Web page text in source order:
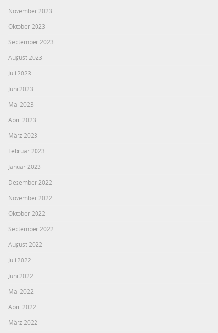
November 2023
Oktober 2023
September 2023
August 2023
Juli 2023
Juni 2023
Mai 2023
April 2023
März 2023
Februar 2023
Januar 2023
Dezember 2022
November 2022
Oktober 2022
September 2022
August 2022
Juli 2022
Juni 2022
Mai 2022
April 2022
März 2022